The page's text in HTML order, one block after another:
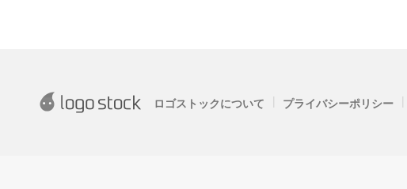
ロゴストックについて | プライバシーポリシー |